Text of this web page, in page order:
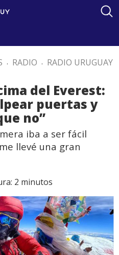
. RADIO . RADIO URUGUAY
del Everest:
puertas y
no”
iba a ser fácil
llevé una gran
2 minutos